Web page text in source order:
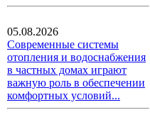
05.08.2026
Современные системы
отопления и водоснабжения
в частных домах играют
важную роль в обеспечении
комфортных условий...